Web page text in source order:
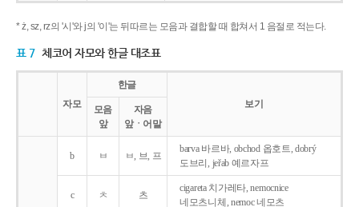
* ż, sz, rz의 '시'와 j의 '이'는 뒤따르는 모음과 결합할 때 합쳐서 1 음절로 적는다.
표 7 체코어 자모와 한글 대조표
자모
한글
보기
모음
앞
자음
앞ㆍ어말
b ㅂ ㅂ, 브, 프
barva 바르바, obchod 옵호트, dobrý
도브리, jeřab 예르자프
c ㅊ 츠
cigareta 치가레타, nemocnice
네모츠니체, nemoc 네모츠